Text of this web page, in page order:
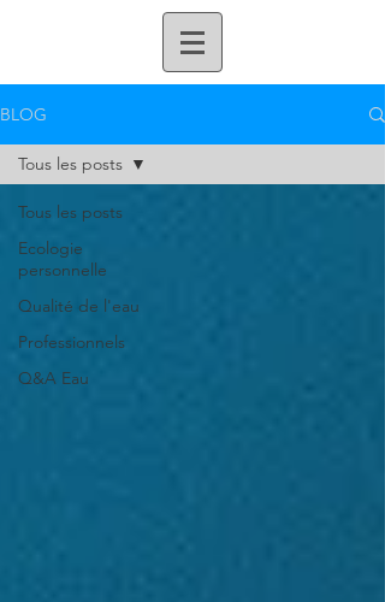
BLOG
Tous les posts
Ecologie
personnelle
Qualité de l'eau
Professionnels
Q&A Eau
Tous les posts